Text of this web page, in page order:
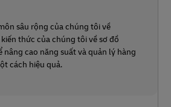
sâu rộng của chúng tôi về
thức của chúng tôi về sơ đồ
nâng cao năng suất và quản lý hàng
cách hiệu quả.